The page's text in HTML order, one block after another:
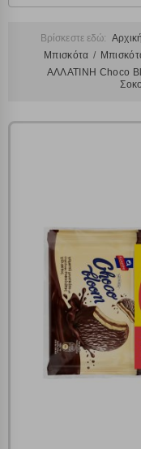
Βρίσκεστε εδώ: Αρχική
Μπισκότα
ΑΛΛΑΤΙΝΗ Choco